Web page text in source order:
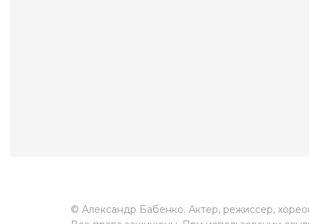
© Александр Бабенко. Актер, режиссер,